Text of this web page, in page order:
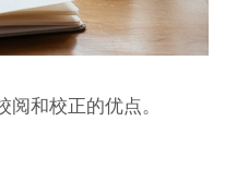
和校正的优点。